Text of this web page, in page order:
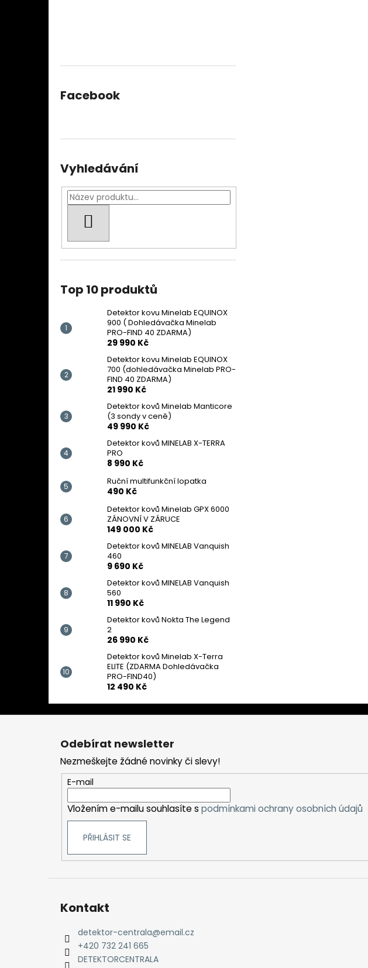
Facebook
Vyhledávání
Top 10 produktů
Detektor kovu Minelab EQUINOX
900 ( Dohledávačka Minelab
PRO-FIND 40 ZDARMA)
29 990 Kč
Detektor kovu Minelab EQUINOX
700 (dohledávačka Minelab PRO-
FIND 40 ZDARMA)
21 990 Kč
Detektor kovů Minelab Manticore
(3 sondy v ceně)
49 990 Kč
Detektor kovů MINELAB X-TERRA
PRO
8 990 Kč
Ruční multifunkční lopatka
490 Kč
Detektor kovů Minelab GPX 6000
ZÁNOVNÍ V ZÁRUCE
149 000 Kč
Detektor kovů MINELAB Vanquish
460
9 690 Kč
Detektor kovů MINELAB Vanquish
560
11 990 Kč
Detektor kovů Nokta The Legend
2
26 990 Kč
Detektor kovů Minelab X-Terra
ELITE (ZDARMA Dohledávačka
PRO-FIND40)
12 490 Kč
Z
Odebírat newsletter
Nezmeškejte žádné novinky či slevy!
E-mail
Vložením e-mailu souhlasíte s podmínkami ochrany osobních údajů
PŘIHLÁSIT SE
Kontakt
detektor-centrala@email.cz
+420 732 241 665
DETEKTORCENTRALA